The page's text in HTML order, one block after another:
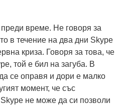
време. Не говоря за
в течение на два дни Skype
криза. Говоря за това, че
той е бил на загуба. В
се оправя и дори е малко
момент, че със
не може да си позволи